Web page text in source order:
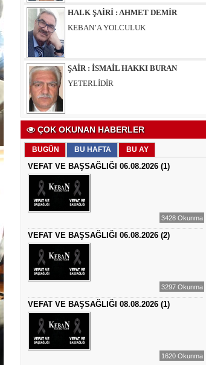
ŞAİR : İSMAİL HAKKI BURAN
YETERLİDİR
EĞİTİMCİ - ŞAİR : MUSTAFA ERGAN
KADIN VAR
EĞİTİMCİ - ŞAİR : FEVZİ ÖZDEMİR
EDEP
ŞAİR : SELAMİ DOLU
ŞİİRLERİN HER SATIRINDA SEN VARSIN
EĞİTİMCİ - YAZAR : MEHMET
YILMAZ
HIZIR VE İLYAS: UMUDUN, BEREKETİN
VE YENİDEN DOĞUŞUN BULUŞMASI
EĞİTİMCİ - ŞAİR - YAZAR : SÜNDÜS
ARSLAN AKÇA
SUÇ SAMUR KÜRK OLSA
AZERBAYCANLI GAZETECİ-YAZAR
ÇOK OKUNAN HABERLER
BUGÜN BU HAFTA BU AY
VEFAT VE BAŞSAĞLIĞI 06.08.2026 (1)
3428 Okunma
VEFAT VE BAŞSAĞLIĞI 06.08.2026 (2)
3297 Okunma
VEFAT VE BAŞSAĞLIĞI 08.08.2026 (1)
1620 Okunma